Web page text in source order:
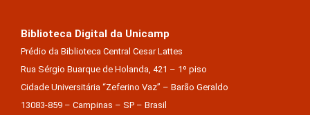
Biblioteca Digital da Unicamp
Prédio da Biblioteca Central Cesar Lattes
Rua Sérgio Buarque de Holanda, 421 – 1º piso
Cidade Universitária “Zeferino Vaz” – Barão Geraldo
13083-859 – Campinas – SP – Brasil